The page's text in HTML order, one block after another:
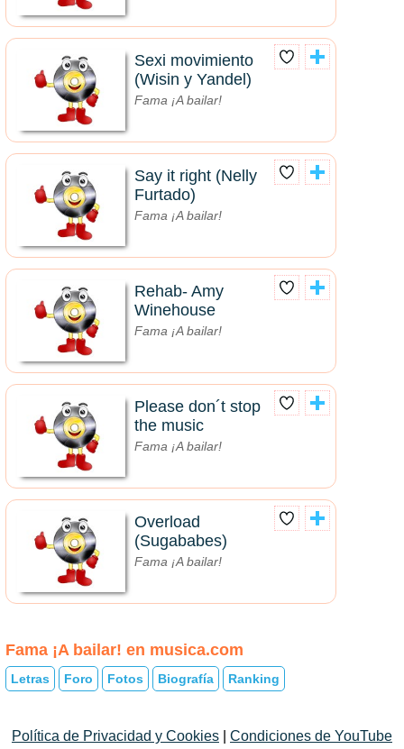
Sexi movimiento
(Wisin y Yandel)
Fama ¡A bailar!
Say it right (Nelly
Furtado)
Fama ¡A bailar!
Rehab- Amy
Winehouse
Fama ¡A bailar!
Please don´t stop
the music
Fama ¡A bailar!
Overload
(Sugababes)
Fama ¡A bailar!
Fama ¡A bailar! en musica.com
Letras Foro Fotos Biografía Ranking
Política de Privacidad y Cookies Condiciones de YouTube